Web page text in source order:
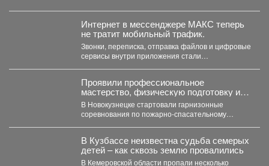
Интернет в мессенджере МАКС теперь
не тратит мобильный трафик.
Звонки, переписка, отправка файлов и цифровые
сервисы внутри приложения стали
Проявили профессиональное
мастерство, физическую подготовку и
командный дух.
В Новокузнецке стартовали гарнизонные
соревнования по пожарно-спасательному
В Кузбассе неизвестна судьба семерых
детей – как сквозь землю провалились
В Кемеровской области пропали несколько